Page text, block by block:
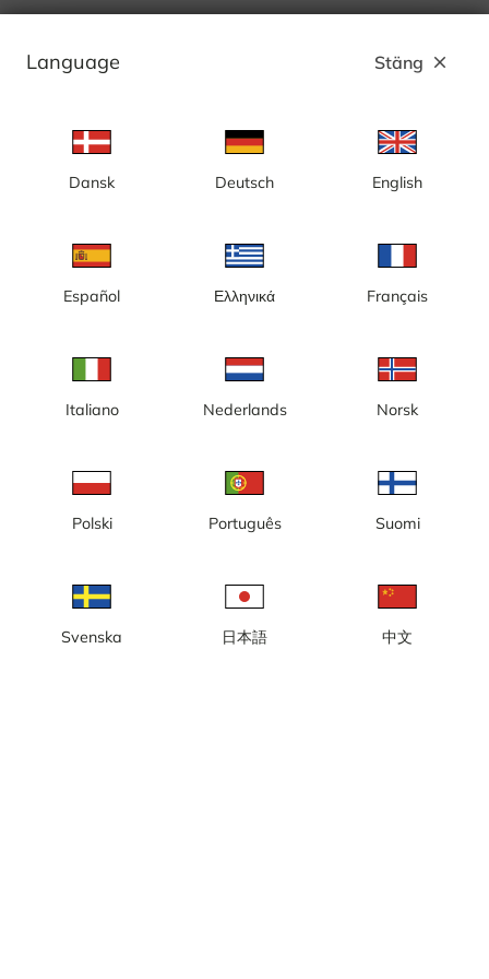
Language Stäng close
Dansk Deutsch English
Español Ελληνικά Français
Italiano Nederlands Norsk
Polski Português Suomi
Svenska 日本語 中文
loop